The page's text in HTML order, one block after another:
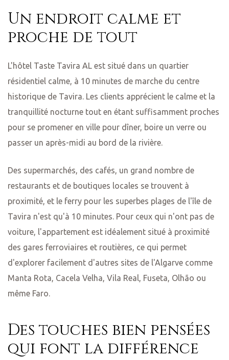
Un endroit calme et
proche de tout
L'hôtel Taste Tavira AL est situé dans un quartier
résidentiel calme, à 10 minutes de marche du centre
historique de Tavira. Les clients apprécient le calme et la
tranquillité nocturne tout en étant suffisamment proches
pour se promener en ville pour dîner, boire un verre ou
passer un après-midi au bord de la rivière.
Des supermarchés, des cafés, un grand nombre de
restaurants et de boutiques locales se trouvent à
proximité, et le ferry pour les superbes plages de l'île de
Tavira n'est qu'à 10 minutes. Pour ceux qui n'ont pas de
voiture, l'appartement est idéalement situé à proximité
des gares ferroviaires et routières, ce qui permet
d'explorer facilement d'autres sites de l'Algarve comme
Manta Rota, Cacela Velha, Vila Real, Fuseta, Olhão ou
même Faro.
Des touches bien pensées
qui font la différence